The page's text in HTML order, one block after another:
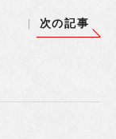
次の記事